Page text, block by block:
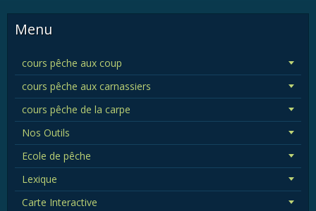
Menu
cours pêche aux coup
cours pêche aux carnassiers
cours pêche de la carpe
Nos Outils
Ecole de pêche
Lexique
Carte Interactive